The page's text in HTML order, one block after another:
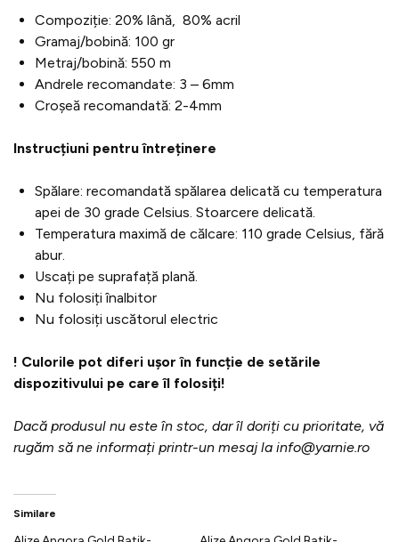
Compoziție: 20% lână, 80% acril
Gramaj/bobină: 100 gr
Metraj/bobină: 550 m
Andrele recomandate: 3 – 6mm
Croșeă recomandată: 2-4mm
Instrucțiuni pentru întreținere
Spălare: recomandată spălarea delicată cu temperatura
apei de 30 grade Celsius. Stoarcere delicată.
Temperatura maximă de călcare: 110 grade Celsius, fără
abur.
Uscați pe suprafață plană.
Nu folosiți înalbitor
Nu folosiți uscătorul electric
! Culorile pot diferi ușor în funcție de setările
dispozitivului pe care îl folosiți!
Dacă produsul nu este în stoc, dar îl doriți cu prioritate, vă
rugăm să ne informați printr-un mesaj la info@yarnie.ro
Similare